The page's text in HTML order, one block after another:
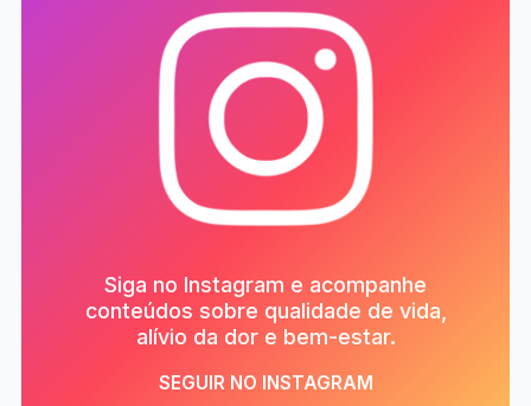
Siga no Instagram e acompanhe
conteúdos sobre qualidade de vida,
alívio da dor e bem-estar.
SEGUIR NO INSTAGRAM